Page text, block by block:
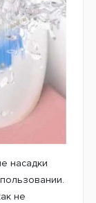
насадки
не